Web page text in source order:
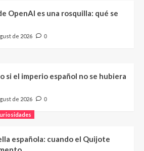
OpenAI es una rosquilla: qué se
de 2026 0
si el imperio español no se hubiera
de 2026 0
española: cuando el Quijote